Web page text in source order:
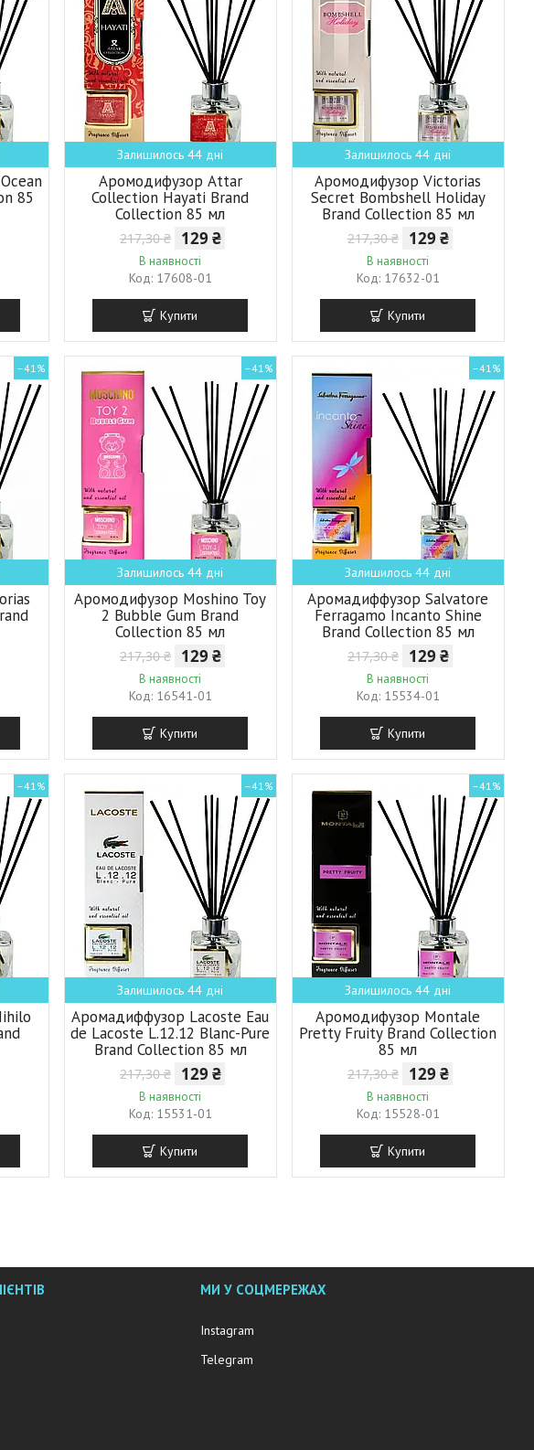
85
Залишилось 44 дні
Аромодифузор Attar
Collection Hayati Brand
Collection 85 мл
217,30 ₴ 129 ₴
В наявності
17608-01
Купити
Залишилось 44 дні
Аромодифузор Victorias
Secret Bombshell Holiday
Brand Collection 85 мл
217,30 ₴ 129 ₴
В наявності
17632-01
Купити
–41% –41%
Залишилось 44 дні
Аромодифузор Moshino Toy
2 Bubble Gum Brand
Collection 85 мл
217,30 ₴ 129 ₴
В наявності
16541-01
Купити
–41%
Залишилось 44 дні
Аромадиффузор Salvatore
Ferragamo Incanto Shine
Brand Collection 85 мл
217,30 ₴ 129 ₴
В наявності
15534-01
Купити
–41% –41%
Залишилось 44 дні
Аромадиффузор Lacoste Eau
de Lacoste L.12.12 Blanc-Pure
Brand Collection 85 мл
217,30 ₴ 129 ₴
В наявності
15531-01
Купити
–41%
Залишилось 44 дні
Аромодифузор Montale
Pretty Fruity Brand Collection
85 мл
217,30 ₴ 129 ₴
В наявності
15528-01
Купити
МИ У СОЦМЕРЕЖАХ
Instagram
Telegram